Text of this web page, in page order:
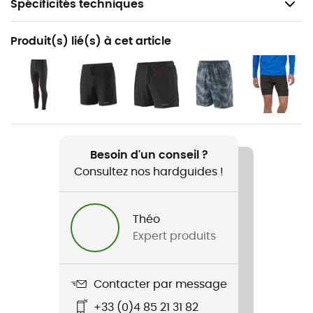
Spécificités techniques
Recommandé pour
Trail / Running / VTT
Genre
Homme
Houdini Jacket
Imperméabilité
Produit(s) lié(s) à cet article
Besoin d'un conseil ?
Consultez nos hardguides !
Théo
Expert produits
Contacter par message
+33 (0)4 85 21 31 82